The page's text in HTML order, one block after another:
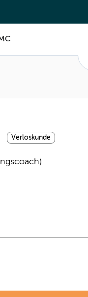
Verloskunde